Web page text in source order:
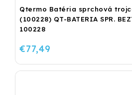
Qtermo Batéria sprchová
(100228) QT-BATERIA SPR.
100228
€77,49